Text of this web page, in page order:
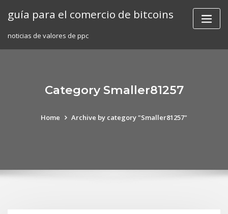
guía para el comercio de bitcoins
noticias de valores de ppc
Category Smaller81257
Home Archive by category "Smaller81257"